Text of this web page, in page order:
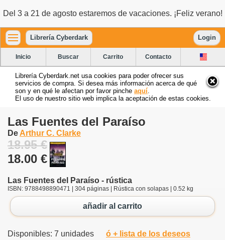
Del 3 a 21 de agosto estaremos de vacaciones. ¡Feliz verano!
Librería Cyberdark Login
Inicio Buscar Carrito Contacto
Librería Cyberdark.net usa cookies para poder ofrecer sus
servicios de compra. Si desea más información acerca de qué
son y en qué le afectan por favor pinche aquí
El uso de nuestro sitio web implica la aceptación de estas cookies.
Las Fuentes del Paraíso
De Arthur C. Clarke
18.95 €
18.00 €
Las Fuentes del Paraíso - rústica
ISBN: 9788498890471 | 304 páginas | Rústica con solapas | 0.52 kg
añadir al carrito
Disponibles: 7 unidades ó + lista de los deseos